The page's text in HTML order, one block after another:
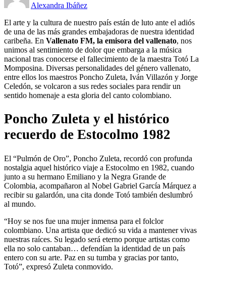
Alexandra Ibáñez
El arte y la cultura de nuestro país están de luto ante el adiós
de una de las más grandes embajadoras de nuestra identidad
caribeña. En Vallenato FM, la emisora del vallenato, nos
unimos al sentimiento de dolor que embarga a la música
nacional tras conocerse el fallecimiento de la maestra Totó La
Momposina. Diversas personalidades del género vallenato,
entre ellos los maestros Poncho Zuleta, Iván Villazón y Jorge
Celedón, se volcaron a sus redes sociales para rendir un
sentido homenaje a esta gloria del canto colombiano.
Poncho Zuleta y el histórico
recuerdo de Estocolmo 1982
El “Pulmón de Oro”, Poncho Zuleta, recordó con profunda
nostalgia aquel histórico viaje a Estocolmo en 1982, cuando
junto a su hermano Emiliano y la Negra Grande de
Colombia, acompañaron al Nobel Gabriel García Márquez a
recibir su galardón, una cita donde Totó también deslumbró
al mundo.
“Hoy se nos fue una mujer inmensa para el folclor
colombiano. Una artista que dedicó su vida a mantener vivas
nuestras raíces. Su legado será eterno porque artistas como
ella no solo cantaban… defendían la identidad de un país
entero con su arte. Paz en su tumba y gracias por tanto,
Totó”, expresó Zuleta conmovido.